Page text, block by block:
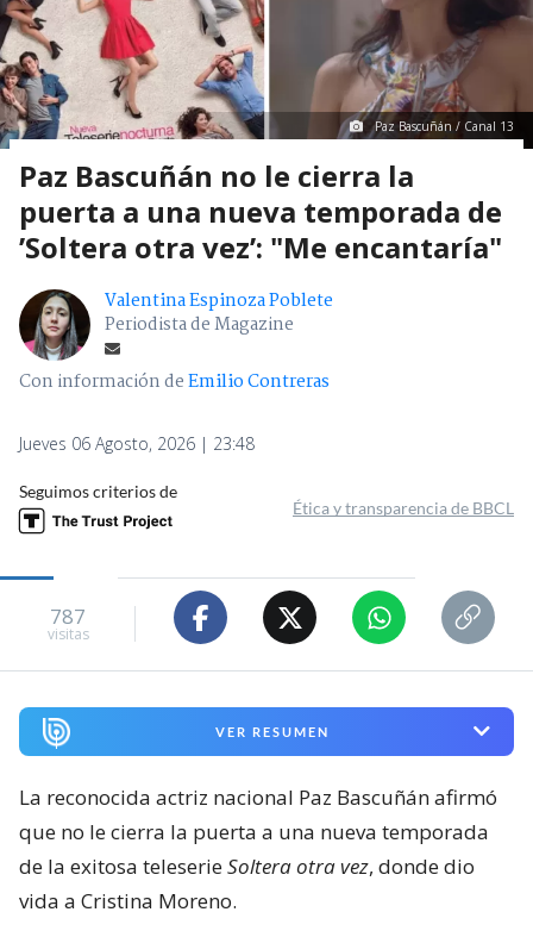
Paz Bascuñán / Canal 13
Paz Bascuñán no le cierra la
puerta a una nueva temporada de
’Soltera otra vez’: "Me encantaría"
Valentina Espinoza Poblete
Periodista de Magazine
Con información deEmilio Contreras
Jueves 06 Agosto, 2026 | 23:48
Seguimos criterios de
Ética y transparencia de BBCL
787
visitas
VER RESUMEN
La reconocida actriz nacional Paz Bascuñán afirmó
que no le cierra la puerta a una nueva temporada
de la exitosa teleserieSoltera otra vez, donde dio
vida a Cristina Moreno.